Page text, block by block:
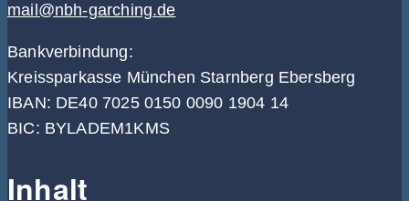
mail@nbh-garching.de
Bankverbindung:
Kreissparkasse München Starnberg Ebersberg
IBAN: DE40 7025 0150 0090 1904 14
BIC: BYLADEM1KMS
Inhalt